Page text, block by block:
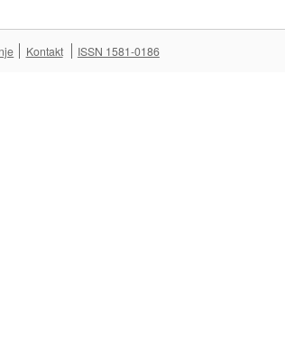
Kontakt ISSN 1581-0186